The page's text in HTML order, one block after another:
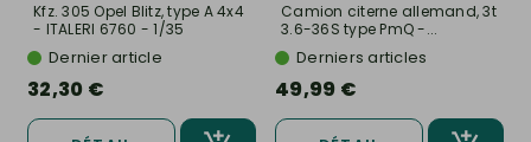
Kfz. 305 Opel Blitz, type A 4x4
- ITALERI 6760 - 1/35
Dernier article
32,30 €
Camion citerne allemand, 3t
3.6-36S type PmQ -...
Derniers articles
49,99 €